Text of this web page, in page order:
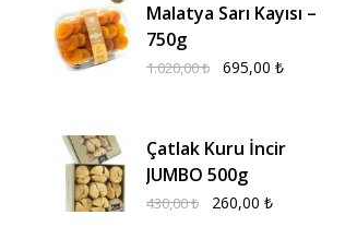
Malatya Sarı Kayısı –
750g
1.020,00₺ 695,00 ₺
Çatlak Kuru İncir
JUMBO 500g
430,00₺ 260,00 ₺